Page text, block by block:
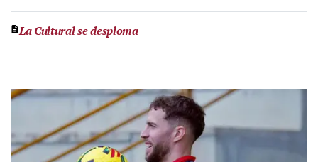
La Cultural se desploma